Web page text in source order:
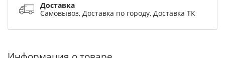
Доставка
Самовывоз, Доставка по городу, Доставка ТК